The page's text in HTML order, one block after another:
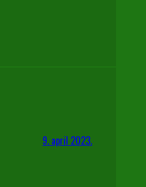
9. april 2023.